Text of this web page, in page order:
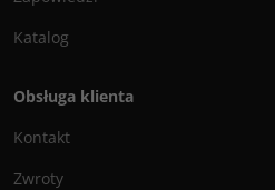
Katalog
Obsługa klienta
Kontakt
Zwroty